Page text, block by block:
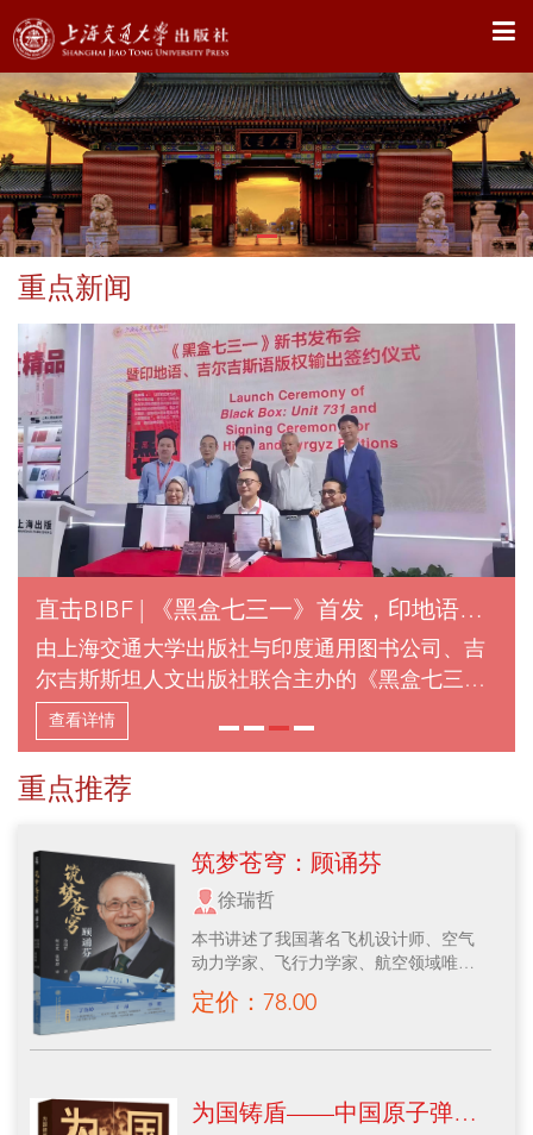
X
重点新闻
直击BIBF | 《黑盒七三一》首发，印地语、
吉尔吉斯语版权输出
由上海交通大学出版社与印度通用图书公司、吉
尔吉斯斯坦人文出版社联合主办的《黑盒七三
一》新书发布会暨印地语、吉尔吉斯语版权输出
签约仪式，于6月17日下午在第三十二届北京国际
图书博览会（BIBF）隆重举行。
查看详情
重点推荐
筑梦苍穹：顾诵芬
徐瑞哲
本书讲述了我国著名飞机设计师、空气
动力学家、飞行力学家、航空领域唯一
一位两院院士顾诵芬的家族渊源、求学
经历、科研丰碑、体系设计、母校情
定价：78.00
为国铸盾——中国原子弹之